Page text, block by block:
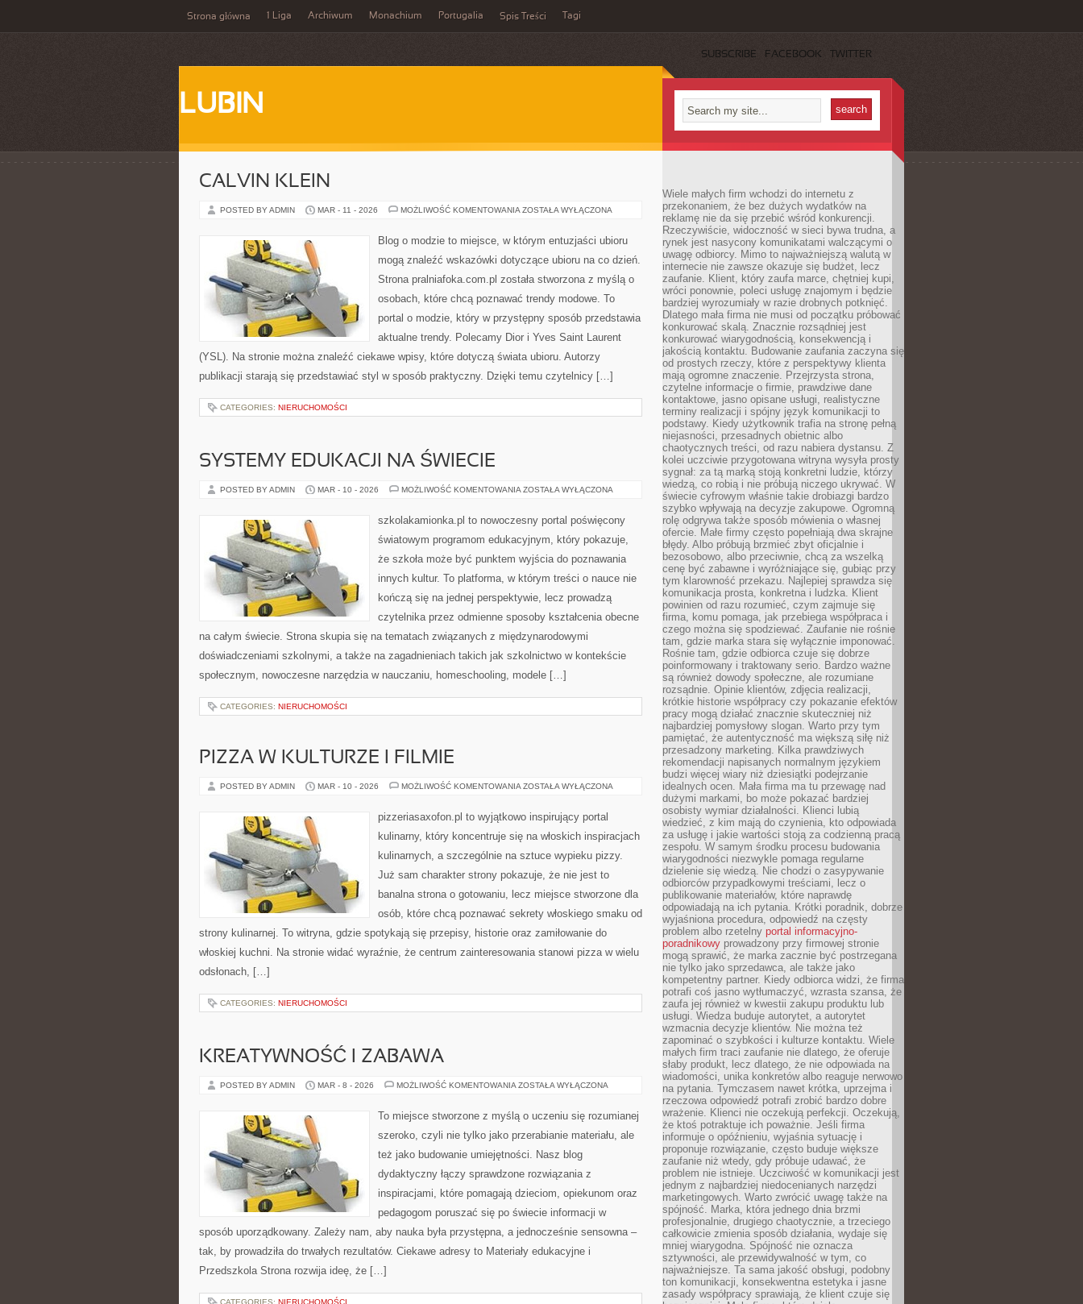
Strona główna 1 Liga Archiwum Monachium Portugalia Spis Treści Tagi
SUBSCRIBE FACEBOOK TWITTER
LUBIN
CALVIN KLEIN
POSTED BY ADMIN MAR - 11 - 2026 MOŻLIWOŚĆ KOMENTOWANIA CALVIN
ZOSTAŁA WYŁĄCZONA
Blog o modzie to miejsce, w którym entuzjaści ubioru
mogą znaleźć wskazówki dotyczące ubioru na co dzień.
Strona pralniafoka.com.pl została stworzona z myślą o
osobach, które chcą poznawać trendy modowe. To
portal o modzie, który w przystępny sposób przedstawia
aktualne trendy. Polecamy Dior i Yves Saint Laurent
(YSL). Na stronie można znaleźć ciekawe wpisy, które dotyczą świata ubioru. Autorzy
publikacji starają się przedstawiać styl w sposób praktyczny. Dzięki temu czytelnicy […]
CATEGORIES: NIERUCHOMOŚCI
SYSTEMY EDUKACJI NA ŚWIECIE
POSTED BY ADMIN MAR - 10 - 2026 MOŻLIWOŚĆ KOMENTOWANIA SYSTEMY
ZOSTAŁA WYŁĄCZONA
szkolakamionka.pl to nowoczesny portal poświęcony
światowym programom edukacyjnym, który pokazuje,
że szkoła może być punktem wyjścia do poznawania
innych kultur. To platforma, w którym treści o nauce nie
kończą się na jednej perspektywie, lecz prowadzą
czytelnika przez odmienne sposoby kształcenia obecne
na całym świecie. Strona skupia się na tematach związanych z międzynarodowymi
doświadczeniami szkolnymi, a także na zagadnieniach takich jak szkolnictwo w kontekście
społecznym, nowoczesne narzędzia w nauczaniu, homeschooling, modele […]
CATEGORIES: NIERUCHOMOŚCI
PIZZA W KULTURZE I FILMIE
POSTED BY ADMIN MAR - 10 - 2026 MOŻLIWOŚĆ KOMENTOWANIA PIZZA
FILMIE
ZOSTAŁA WYŁĄCZONA
pizzeriasaxofon.pl to wyjątkowo inspirujący portal
kulinarny, który koncentruje się na włoskich inspiracjach
kulinarnych, a szczególnie na sztuce wypieku pizzy.
Już sam charakter strony pokazuje, że nie jest to
banalna strona o gotowaniu, lecz miejsce stworzone dla
osób, które chcą poznawać sekrety włoskiego smaku od
strony kulinarnej. To witryna, gdzie spotykają się przepisy, historie oraz zamiłowanie do
włoskiej kuchni. Na stronie widać wyraźnie, że centrum zainteresowania stanowi pizza w wielu
odsłonach, […]
CATEGORIES: NIERUCHOMOŚCI
KREATYWNOŚĆ I ZABAWA
POSTED BY ADMIN MAR - 8 - 2026 MOŻLIWOŚĆ KOMENTOWANIA KREATYWNOŚĆ
ZOSTAŁA WYŁĄCZONA
To miejsce stworzone z myślą o uczeniu się rozumianej
szeroko, czyli nie tylko jako przerabianie materiału, ale
też jako budowanie umiejętności. Nasz blog
dydaktyczny łączy sprawdzone rozwiązania z
inspiracjami, które pomagają dzieciom, opiekunom oraz
pedagogom poruszać się po świecie informacji w
sposób uporządkowany. Zależy nam, aby nauka była przystępna, a jednocześnie sensowna –
tak, by prowadziła do trwałych rezultatów. Ciekawe adresy to Materiały edukacyjne i
Przedszkola Strona rozwija ideę, że […]
CATEGORIES: NIERUCHOMOŚCI
Wiele małych firm wchodzi do internetu z
przekonaniem, że bez dużych wydatków na
reklamę nie da się przebić wśród konkurencji.
Rzeczywiście, widoczność w sieci bywa trudna, a
rynek jest nasycony komunikatami walczącymi o
uwagę odbiorcy. Mimo to najważniejszą walutą w
internecie nie zawsze okazuje się budżet, lecz
zaufanie. Klient, który zaufa marce, chętniej kupi,
wróci ponownie, poleci usługę znajomym i będzie
bardziej wyrozumiały w razie drobnych potknięć.
Dlatego mała firma nie musi od początku próbować
konkurować skalą. Znacznie rozsądniej jest
konkurować wiarygodnością, konsekwencją i
jakością kontaktu. Budowanie zaufania zaczyna się
od prostych rzeczy, które z perspektywy klienta
mają ogromne znaczenie. Przejrzysta strona,
czytelne informacje o firmie, prawdziwe dane
kontaktowe, jasno opisane usługi, realistyczne
terminy realizacji i spójny język komunikacji to
podstawy. Kiedy użytkownik trafia na stronę pełną
niejasności, przesadnych obietnic albo
chaotycznych treści, od razu nabiera dystansu. Z
kolei uczciwie przygotowana witryna wysyła prosty
sygnał: za tą marką stoją konkretni ludzie, którzy
wiedzą, co robią i nie próbują niczego ukrywać. W
świecie cyfrowym właśnie takie drobiazgi bardzo
szybko wpływają na decyzje zakupowe. Ogromną
rolę odgrywa także sposób mówienia o własnej
ofercie. Małe firmy często popełniają dwa skrajne
błędy. Albo próbują brzmieć zbyt oficjalnie i
bezosobowo, albo przeciwnie, chcą za wszelką
cenę być zabawne i wyróżniające się, gubiąc przy
tym klarowność przekazu. Najlepiej sprawdza się
komunikacja prosta, konkretna i ludzka. Klient
powinien od razu rozumieć, czym zajmuje się
firma, komu pomaga, jak przebiega współpraca i
czego można się spodziewać. Zaufanie nie rośnie
tam, gdzie marka stara się wyłącznie imponować.
Rośnie tam, gdzie odbiorca czuje się dobrze
poinformowany i traktowany serio. Bardzo ważne
są również dowody społeczne, ale rozumiane
rozsądnie. Opinie klientów, zdjęcia realizacji,
krótkie historie współpracy czy pokazanie efektów
pracy mogą działać znacznie skuteczniej niż
najbardziej pomysłowy slogan. Warto przy tym
pamiętać, że autentyczność ma większą siłę niż
przesadzony marketing. Kilka prawdziwych
rekomendacji napisanych normalnym językiem
budzi więcej wiary niż dziesiątki podejrzanie
idealnych ocen. Mała firma ma tu przewagę nad
dużymi markami, bo może pokazać bardziej
osobisty wymiar działalności. Klienci lubią
wiedzieć, z kim mają do czynienia, kto odpowiada
za usługę i jakie wartości stoją za codzienną pracą
zespołu. W samym środku procesu budowania
wiarygodności niezwykle pomaga regularne
dzielenie się wiedzą. Nie chodzi o zasypywanie
odbiorców przypadkowymi treściami, lecz o
publikowanie materiałów, które naprawdę
odpowiadają na ich pytania. Krótki poradnik, dobrze
wyjaśniona procedura, odpowiedź na częsty
problem albo rzetelny portal informacyjno-
poradnikowy prowadzony przy firmowej stronie
mogą sprawić, że marka zacznie być postrzegana
nie tylko jako sprzedawca, ale także jako
kompetentny partner. Kiedy odbiorca widzi, że firma
potrafi coś jasno wytłumaczyć, wzrasta szansa, że
zaufa jej również w kwestii zakupu produktu lub
usługi. Wiedza buduje autorytet, a autorytet
wzmacnia decyzje klientów. Nie można też
zapominać o szybkości i kulturze kontaktu. Wiele
małych firm traci zaufanie nie dlatego, że oferuje
słaby produkt, lecz dlatego, że nie odpowiada na
wiadomości, unika konkretów albo reaguje nerwowo
na pytania. Tymczasem nawet krótka, uprzejma i
rzeczowa odpowiedź potrafi zrobić bardzo dobre
wrażenie. Klienci nie oczekują perfekcji. Oczekują,
że ktoś potraktuje ich poważnie. Jeśli firma
informuje o opóźnieniu, wyjaśnia sytuację i
proponuje rozwiązanie, często buduje większe
zaufanie niż wtedy, gdy próbuje udawać, że
problem nie istnieje. Uczciwość w komunikacji jest
jednym z najbardziej niedocenianych narzędzi
marketingowych. Warto zwrócić uwagę także na
spójność. Marka, która jednego dnia brzmi
profesjonalnie, drugiego chaotycznie, a trzeciego
całkowicie zmienia sposób działania, wydaje się
mniej wiarygodna. Spójność nie oznacza
sztywności, ale przewidywalność w tym, co
najważniejsze. Ta sama jakość obsługi, podobny
ton komunikacji, konsekwentna estetyka i jasne
zasady współpracy sprawiają, że klient czuje się